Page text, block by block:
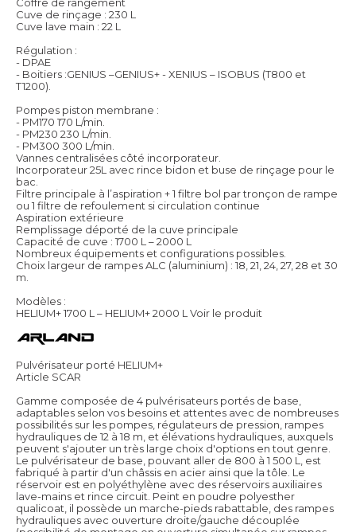
Coffre de rangement
Cuve de rinçage : 230 L
Cuve lave main : 22 L
Régulation :
- DPAE
- Boitiers :GENIUS –GENIUS+ - XENIUS – ISOBUS (T800 et
T1200).
Pompes piston membrane :
- PM170 170 L/min.
- PM230 230 L/min.
- PM300 300 L/min.
Vannes centralisées côté incorporateur.
Incorporateur 25L avec rince bidon et buse de rinçage pour le
bac.
Filtre principale à l’aspiration + 1 filtre bol par tronçon de rampe
ou 1 filtre de refoulement si circulation continue
Aspiration extérieure
Remplissage déporté de la cuve principale
Capacité de cuve : 1700 L – 2000 L
Nombreux équipements et configurations possibles.
Choix largeur de rampes ALC (aluminium) : 18, 21, 24, 27, 28 et 30
m.
Modèles :
HELIUM+ 1700 L – HELIUM+ 2000 LVoir le produit
Pulvérisateur porté HELIUM+
Article SCAR
Gamme composée de 4 pulvérisateurs portés de base,
adaptables selon vos besoins et attentes avec de nombreuses
possibilités sur les pompes, régulateurs de pression, rampes
hydrauliques de 12 à 18 m, et élévations hydrauliques, auxquels
peuvent s'ajouter un très large choix d'options en tout genre.
Le pulvérisateur de base, pouvant aller de 800 à 1 500 L, est
fabriqué à partir d'un châssis en acier ainsi que la tôle. Le
réservoir est en polyéthylène avec des réservoirs auxiliaires
lave-mains et rince circuit. Peint en poudre polyesther
qualicoat, il possède un marche-pieds rabattable, des rampes
hydrauliques avec ouverture droite/gauche découplée